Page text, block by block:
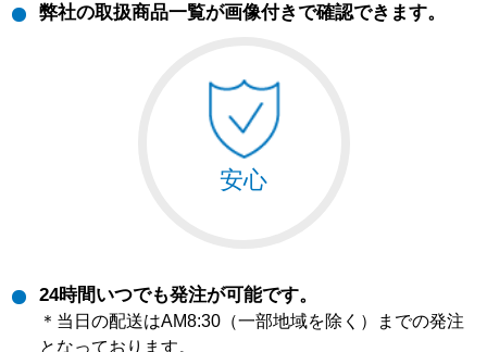
弊社の取扱商品一覧が画像付きで確認できます。
安心
24時間いつでも発注が可能です。
＊当日の配送はAM8:30（一部地域を除く）までの発注
となっております。